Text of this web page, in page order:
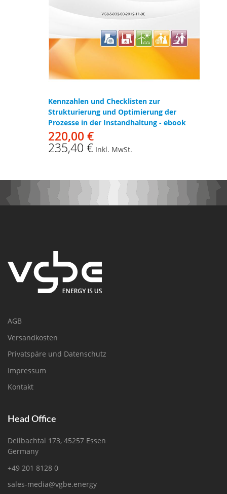
Kennzahlen und Checklisten zur
Strukturierung und Optimierung der
Prozesse in der Instandhaltung - ebook
220,00 €
235,40 € Inkl. MwSt.
AGB
Versandkosten
Privatspäre und Datenschutz
Impressum
Kontakt
Head Office
Deilbachtal 173, 45257 Essen
Germany
+49 201 8128 0
sales-media@vgbe.energy